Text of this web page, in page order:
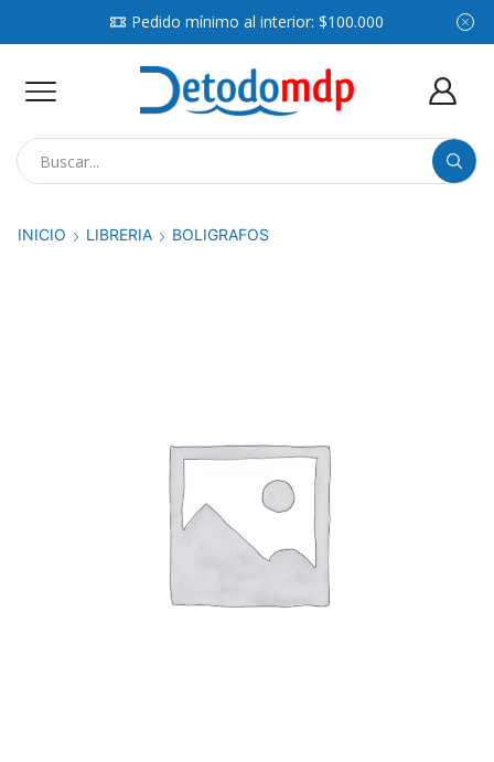
Pedido mínimo al interior: $100.000
INICIO LIBRERIA BOLIGRAFOS